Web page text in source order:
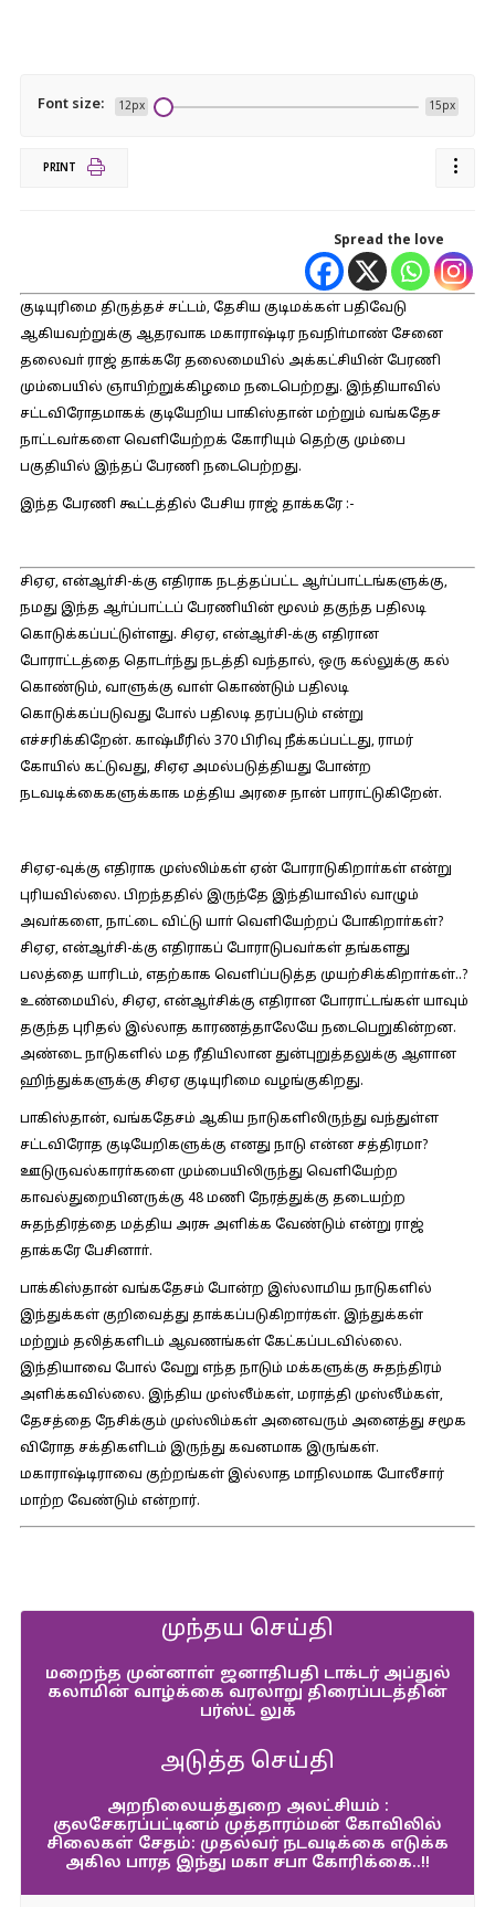
Font size: 12px 15px
PRINT
Spread the love
குடியுரிமை திருத்தச் சட்டம், தேசிய குடிமக்கள் பதிவேடு
ஆகியவற்றுக்கு ஆதரவாக மகாராஷ்டிர நவநிா்மாண் சேனை
தலைவா் ராஜ் தாக்கரே தலைமையில் அக்கட்சியின் பேரணி
மும்பையில் ஞாயிற்றுக்கிழமை நடைபெற்றது. இந்தியாவில்
சட்டவிரோதமாகக் குடியேறிய பாகிஸ்தான் மற்றும் வங்கதேச
நாட்டவா்களை வெளியேற்றக் கோரியும் தெற்கு மும்பை
பகுதியில் இந்தப் பேரணி நடைபெற்றது.
இந்த பேரணி கூட்டத்தில் பேசிய ராஜ் தாக்கரே :-
சிஏஏ, என்ஆா்சி-க்கு எதிராக நடத்தப்பட்ட ஆா்ப்பாட்டங்களுக்கு,
நமது இந்த ஆா்ப்பாட்டப் பேரணியின் மூலம் தகுந்த பதிலடி
கொடுக்கப்பட்டுள்ளது. சிஏஏ, என்ஆா்சி-க்கு எதிரான
போராட்டத்தை தொடா்ந்து நடத்தி வந்தால், ஒரு கல்லுக்கு கல்
கொண்டும், வாளுக்கு வாள் கொண்டும் பதிலடி
கொடுக்கப்படுவது போல் பதிலடி தரப்படும் என்று
எச்சரிக்கிறேன். காஷ்மீரில் 370 பிரிவு நீக்கப்பட்டது, ராமர்
கோயில் கட்டுவது, சிஏஏ அமல்படுத்தியது போன்ற
நடவடிக்கைகளுக்காக மத்திய அரசை நான் பாராட்டுகிறேன்.
சிஏஏ-வுக்கு எதிராக முஸ்லிம்கள் ஏன் போராடுகிறாா்கள் என்று
புரியவில்லை. பிறந்ததில் இருந்தே இந்தியாவில் வாழும்
அவா்களை, நாட்டை விட்டு யாா் வெளியேற்றப் போகிறாா்கள்?
சிஏஏ, என்ஆா்சி-க்கு எதிராகப் போராடுபவா்கள் தங்களது
பலத்தை யாரிடம், எதற்காக வெளிப்படுத்த முயற்சிக்கிறாா்கள்..?
உண்மையில், சிஏஏ, என்ஆா்சிக்கு எதிரான போராட்டங்கள் யாவும்
தகுந்த புரிதல் இல்லாத காரணத்தாலேயே நடைபெறுகின்றன.
அண்டை நாடுகளில் மத ரீதியிலான துன்புறுத்தலுக்கு ஆளான
ஹிந்துக்களுக்கு சிஏஏ குடியுரிமை வழங்குகிறது.
பாகிஸ்தான், வங்கதேசம் ஆகிய நாடுகளிலிருந்து வந்துள்ள
சட்டவிரோத குடியேறிகளுக்கு எனது நாடு என்ன சத்திரமா?
ஊடுருவல்காரா்களை மும்பையிலிருந்து வெளியேற்ற
காவல்துறையினருக்கு 48 மணி நேரத்துக்கு தடையற்ற
சுதந்திரத்தை மத்திய அரசு அளிக்க வேண்டும் என்று ராஜ்
தாக்கரே பேசினாா்.
பாக்கிஸ்தான் வங்கதேசம் போன்ற இஸ்லாமிய நாடுகளில்
இந்துக்கள் குறிவைத்து தாக்கப்படுகிறார்கள். இந்துக்கள்
மற்றும் தலித்களிடம் ஆவணங்கள் கேட்கப்படவில்லை.
இந்தியாவை போல் வேறு எந்த நாடும் மக்களுக்கு சுதந்திரம்
அளிக்கவில்லை. இந்திய முஸ்லீம்கள், மராத்தி முஸ்லீம்கள்,
தேசத்தை நேசிக்கும் முஸ்லிம்கள் அனைவரும் அனைத்து சமூக
விரோத சக்திகளிடம் இருந்து கவனமாக இருங்கள்.
மகாராஷ்டிராவை குற்றங்கள் இல்லாத மாநிலமாக போலீசார்
மாற்ற வேண்டும் என்றார்.
முந்தய செய்தி
மறைந்த முன்னாள் ஜனாதிபதி டாக்டர் அப்துல்
கலாமின் வாழ்க்கை வரலாறு திரைப்படத்தின்
பர்ஸ்ட் லுக்
அடுத்த செய்தி
அறநிலையத்துறை அலட்சியம் :
குலசேகரப்பட்டினம் முத்தாரம்மன் கோவிலில்
சிலைகள் சேதம்: முதல்வர் நடவடிக்கை எடுக்க
அகில பாரத இந்து மகா சபா கோரிக்கை..!!